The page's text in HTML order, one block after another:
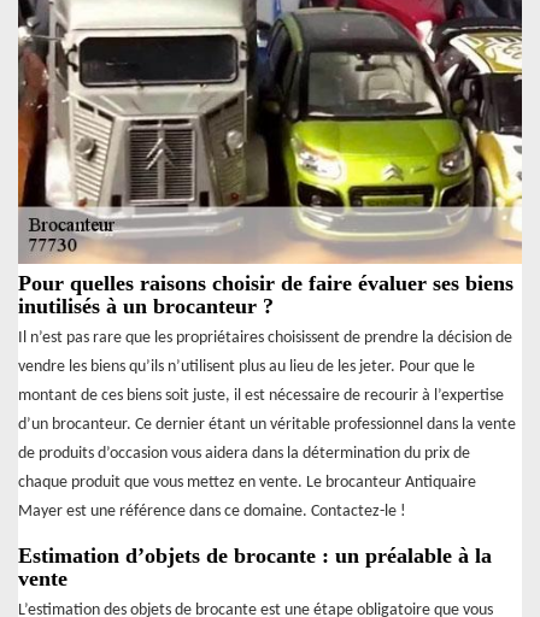
Pour quelles raisons choisir de faire évaluer ses biens
inutilisés à un brocanteur ?
Il n’est pas rare que les propriétaires choisissent de prendre la décision de
vendre les biens qu’ils n’utilisent plus au lieu de les jeter. Pour que le
montant de ces biens soit juste, il est nécessaire de recourir à l’expertise
d’un brocanteur. Ce dernier étant un véritable professionnel dans la vente
de produits d’occasion vous aidera dans la détermination du prix de
chaque produit que vous mettez en vente. Le brocanteur Antiquaire
Mayer est une référence dans ce domaine. Contactez-le !
Estimation d’objets de brocante : un préalable à la
vente
L’estimation des objets de brocante est une étape obligatoire que vous